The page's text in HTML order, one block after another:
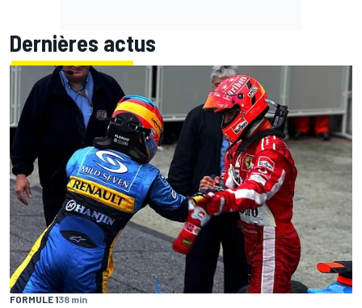
Dernières actus
FORMULE 138 min